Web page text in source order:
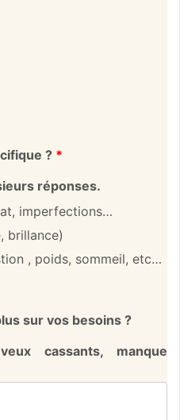
? *
réponses.
imperfections…
brillance)
, poids, sommeil, etc…
sur vos besoins ?
cassants, manque